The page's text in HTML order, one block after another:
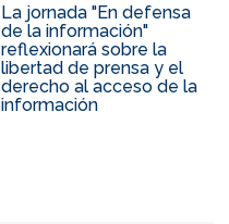
La jornada "En defensa
de la información"
reflexionará sobre la
libertad de prensa y el
derecho al acceso de la
información